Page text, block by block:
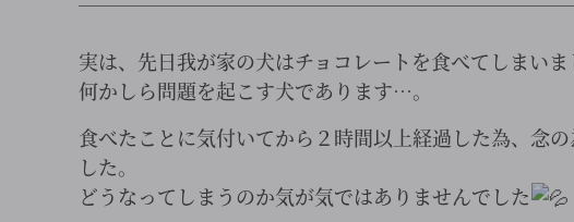
￣￣￣￣￣￣￣￣￣￣￣￣￣￣￣￣￣￣￣￣￣￣￣￣
実は、先日我が家の犬はチョコレートを食べてしまいま
何かしら問題を起こす犬であります…。
食べたことに気付いてから２時間以上経過した為、念
した。
どうなってしまうのか気が気ではありませんでした